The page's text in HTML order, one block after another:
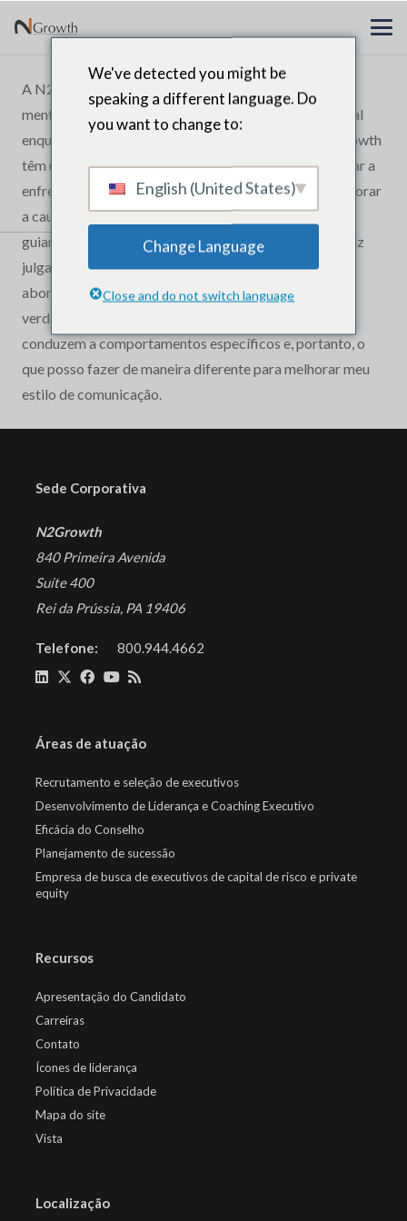
A N2Growth me ajudou com ótimos treinamentos e
mentorias para ajudar no meu desenvolvimento pessoal
enquanto meu papel de líder. Os treinadores da N2Growth
têm uma abordagem gentil, mas implacável, para ajudar a
enfrentar as áreas de oportunidade e, em seguida, explorar
a causa desses problemas. O meu coach ajudou-me a
guiar-me durante o processo, de uma forma que não faz
julgamentos e encoraja uma comunicação aberta. Essa
abordagem realmente me permitiu abrir e expor o
verdadeiro cerne do motivo pelo qual certos gatilhos
conduzem a comportamentos específicos e, portanto, o
que posso fazer de maneira diferente para melhorar meu
estilo de comunicação.
Sede Corporativa
N2Growth
840 Primeira Avenida
Suíte 400
Rei da Prússia, PA 19406
Telefone: 800.944.4662
Áreas de atuação
Recrutamento e seleção de executivos
Desenvolvimento de Liderança e Coaching Executivo
Eficácia do Conselho
Planejamento de sucessão
Empresa de busca de executivos de capital de risco e private
equity
Recursos
Apresentação do Candidato
Carreiras
Contato
Ícones de liderança
Política de Privacidade
Mapa do site
Vista
Localização
We've detected you might be
speaking a different language. Do
you want to change to:
English (United States)
Change Language
Close and do not switch language